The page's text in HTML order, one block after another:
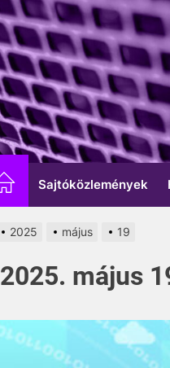
Sajtóközlemények
2025 május 19
2025. május